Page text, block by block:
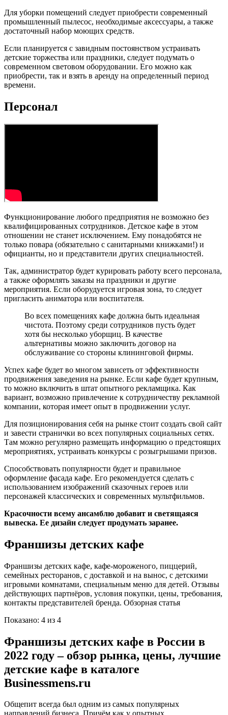
Для уборки помещений следует приобрести современный
промышленный пылесос, необходимые аксессуары, а также
достаточный набор моющих средств.
Если планируется с завидным постоянством устраивать
детские торжества или праздники, следует подумать о
современном световом оборудовании. Его можно как
приобрести, так и взять в аренду на определенный период
времени.
Персонал
Функционирование любого предприятия не возможно без
квалифицированных сотрудников. Детское кафе в этом
отношении не станет исключением. Ему понадобятся не
только повара (обязательно с санитарными книжками!) и
официанты, но и представители других специальностей.
Так, администратор будет курировать работу всего персонала,
а также оформлять заказы на праздники и другие
мероприятия. Если оборудуется игровая зона, то следует
пригласить аниматора или воспитателя.
Во всех помещениях кафе должна быть идеальная
чистота. Поэтому среди сотрудников пусть будет
хотя бы несколько уборщиц. В качестве
альтернативы можно заключить договор на
обслуживание со стороны клининговой фирмы.
Успех кафе будет во многом зависеть от эффективности
продвижения заведения на рынке. Если кафе будет крупным,
то можно включить в штат опытного рекламщика. Как
вариант, возможно привлечение к сотрудничеству рекламной
компании, которая имеет опыт в продвижении услуг.
Для позиционирования себя на рынке стоит создать свой сайт
и завести странички во всех популярных социальных сетях.
Там можно регулярно размещать информацию о предстоящих
мероприятиях, устраивать конкурсы с розыгрышами призов.
Способствовать популярности будет и правильное
оформление фасада кафе. Его рекомендуется сделать с
использованием изображений сказочных героев или
персонажей классических и современных мультфильмов.
Красочности всему ансамблю добавит и светящаяся
вывеска. Ее дизайн следует продумать заранее.
Франшизы детских кафе
Франшизы детских кафе, кафе-мороженого, пиццерий,
семейных ресторанов, с доставкой и на вынос, с детскими
игровыми комнатами, специальным меню для детей. Отзывы
действующих партнёров, условия покупки, цены, требования,
контакты представителей бренда. Обзорная статья
Показано: 4 из 4
Франшизы детских кафе в России в
2022 году – обзор рынка, цены, лучшие
детские кафе в каталоге
Businessmens.ru
Общепит всегда был одним из самых популярных